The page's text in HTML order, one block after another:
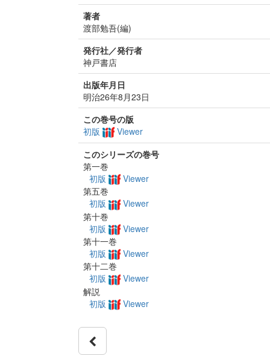
著者
渡部勉吾(編)
発行社／発行者
神戸書店
出版年月日
明治26年8月23日
この巻号の版
初版
Viewer
このシリーズの巻号
第一巻
初版
Viewer
第五巻
初版
Viewer
第十巻
初版
Viewer
第十一巻
初版
Viewer
第十二巻
初版
Viewer
解説
初版
Viewer